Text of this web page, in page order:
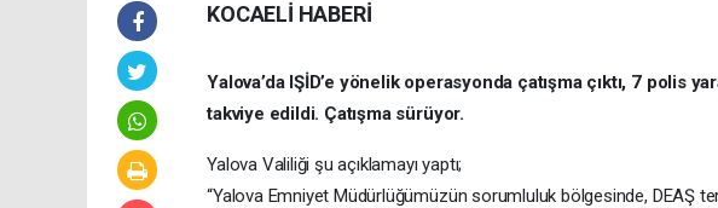
KOCAELİ HABERİ
Yalova’da IŞİD’e yönelik operasyonda çatışma çıktı, 7 polis
takviye edildi. Çatışma sürüyor.
Yalova Valiliği şu açıklamayı yaptı;
“Yalova Emniyet Müdürlüğümüzün sorumluluk bölgesinde, DEAŞ